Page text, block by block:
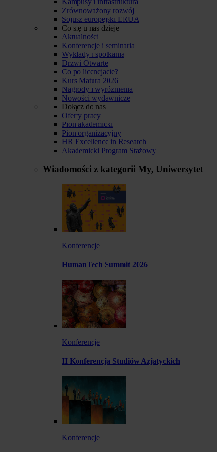
Zrównoważony rozwój
Sojusz europejski ERUA
Co się u nas dzieje
Aktualności
Konferencje i seminaria
Wykłady i spotkania
Drzwi Otwarte
Co po licencjacie?
Kurs Matura 2026
Nagrody i wyróżnienia
Nowości wydawnicze
Dołącz do nas
Oferty pracy
Pion akademicki
Pion organizacyjny
HR Excellence in Research
Akademicki Program Stażowy
Wiadomości z kategorii My, Uniwersytet
Konferencje
HumanTech Summit 2026
Konferencje
II Konferencja Studiów Azjatyckich
Konferencje